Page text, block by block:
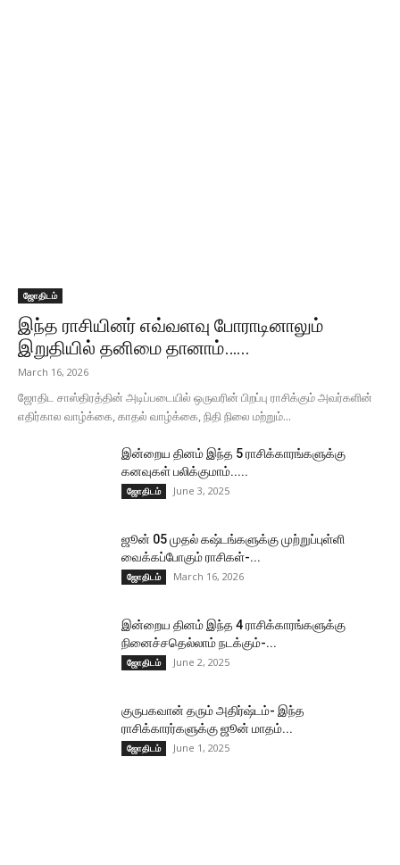
ஜோதிடம்
இந்த ராசியினர் எவ்வளவு போராடினாலும்
இறுதியில் தனிமை தானாம்…...
March 16, 2026
ஜோதிட சாஸ்திரத்தின் அடிப்படையில் ஒருவரின் பிறப்பு ராசிக்கும் அவர்களின்
எதிர்கால வாழ்க்கை, காதல் வாழ்க்கை, நிதி நிலை மற்றும்...
இன்றைய தினம் இந்த 5 ராசிக்காரங்களுக்கு
கனவுகள் பலிக்குமாம்.....
ஜோதிடம் June 3, 2025
ஜூன் 05 முதல் கஷ்டங்களுக்கு முற்றுப்புள்ளி
வைக்கப்போகும் ராசிகள்-...
ஜோதிடம் March 16, 2026
இன்றைய தினம் இந்த 4 ராசிக்காரங்களுக்கு
நினைச்சதெல்லாம் நடக்கும்-...
ஜோதிடம் June 2, 2025
குருபகவான் தரும் அதிர்ஷ்டம்- இந்த
ராசிக்காரர்களுக்கு ஜூன் மாதம்...
ஜோதிடம் June 1, 2025